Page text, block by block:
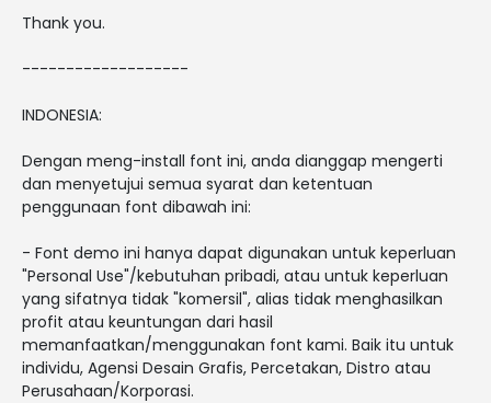
Thank you.
-------------------
INDONESIA:
Dengan meng-install font ini, anda dianggap mengerti
dan menyetujui semua syarat dan ketentuan
penggunaan font dibawah ini:
- Font demo ini hanya dapat digunakan untuk keperluan
"Personal Use"/kebutuhan pribadi, atau untuk keperluan
yang sifatnya tidak "komersil", alias tidak menghasilkan
profit atau keuntungan dari hasil
memanfaatkan/menggunakan font kami. Baik itu untuk
individu, Agensi Desain Grafis, Percetakan, Distro atau
Perusahaan/Korporasi.